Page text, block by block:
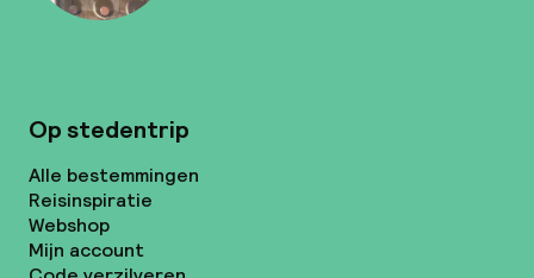
Op stedentrip
Alle bestemmingen
Reisinspiratie
Webshop
Mijn account